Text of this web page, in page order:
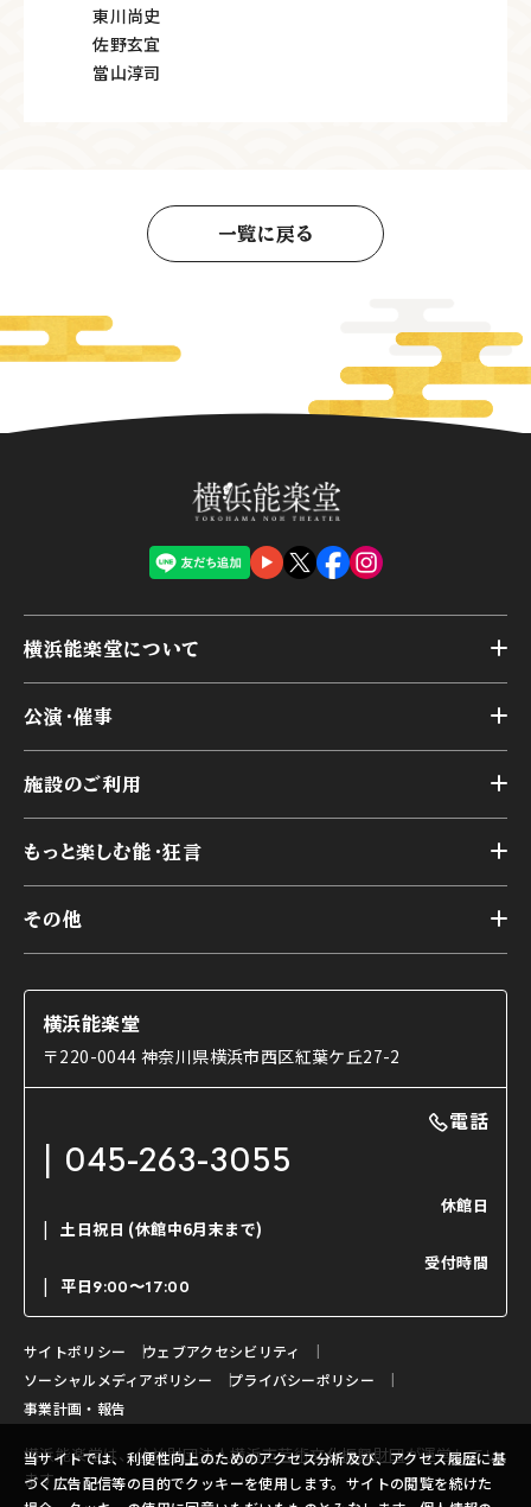
当サイトでは、利便性向上のためのアクセス分析及び、アクセス履歴に基
づく広告配信等の目的でクッキーを使用します。サイトの閲覧を続けた
東川尚史
佐野玄宜
當山淳司
一覧に戻る
横浜能楽堂について
横浜能楽堂が取り組んだ事業
能舞台の歴史と特徴
様々なお客様に向けて
本舞台座席
交通アクセス
公演・催事
アーカイブ
施設のご利用
第二舞台
研修室
楽屋
ご利用の流れ
利用料金表
もっと楽しむ能・狂言
能舞台と演じ手
使用する道具
能・狂言の曲目説明
日本の古典芸能
その他
コラム
OTABISHO
チケット購入方法
ご寄附について
よくいただくご質問
お問い合わせ
横浜能楽堂
〒220-0044 神奈川県横浜市西区紅葉ケ丘27-2
電話
045-263-3055
休館日
土日祝日 (休館中6月末まで)
受付時間
平日9:00〜17:00
サイトポリシー
ウェブアクセシビリティ
ソーシャルメディアポリシー
プライバシーポリシー
事業計画・報告
横浜能楽堂は、公益財団法人横浜市芸術文化振興財団が運営してい
ます。